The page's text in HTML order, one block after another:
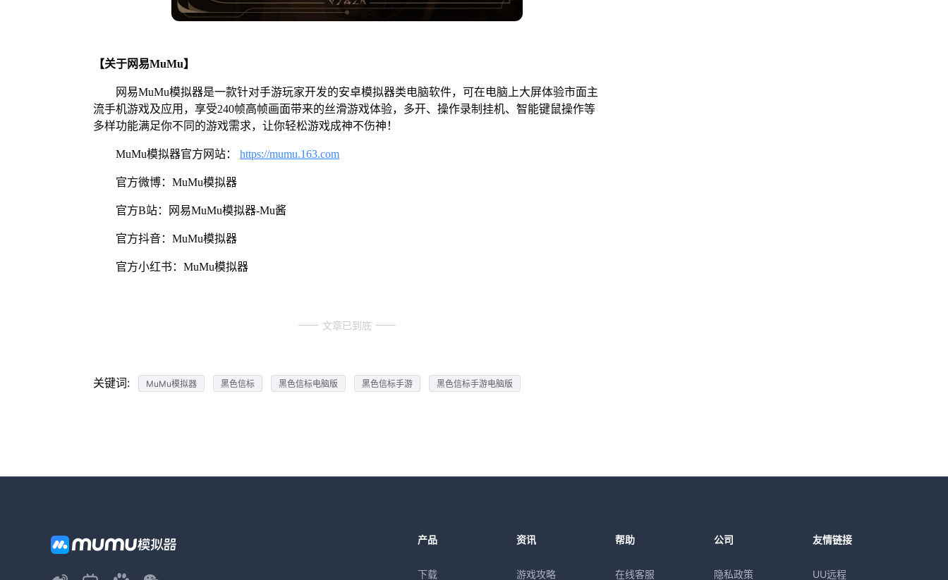
【关于网易MuMu】
网易MuMu模拟器是一款针对手游玩家开发的安卓模拟器类电脑软件，可在电脑上大屏体验市面主
流手机游戏及应用，享受240帧高帧画面带来的丝滑游戏体验，多开、操作录制挂机、智能键鼠操作等
多样功能满足你不同的游戏需求，让你轻松游戏成神不伤神！
MuMu模拟器官方网站： https://mumu.163.com
官方微博：MuMu模拟器
官方B站：网易MuMu模拟器-Mu酱
官方抖音：MuMu模拟器
官方小红书：MuMu模拟器
文章已到底
关键词: MuMu模拟器 黑色信标 黑色信标电脑版 黑色信标手游 黑色信标手游电脑版
产品
下载
资讯
游戏攻略
帮助
在线客服
公司
隐私政策
友情链接
UU远程